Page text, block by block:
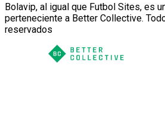
Bolavip, al igual que Futbol Sites, es
perteneciente a Better Collective.
reservados